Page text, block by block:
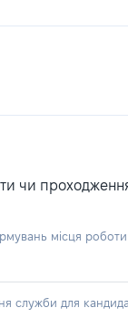
місця
служби для